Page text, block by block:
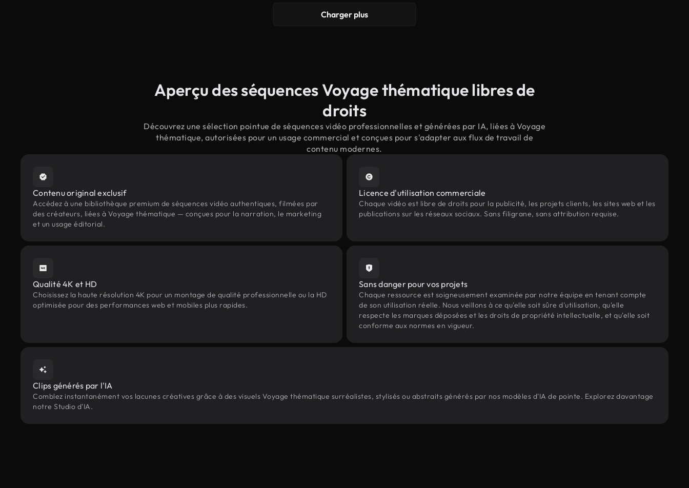
Charger plus
Aperçu des séquences Voyage thématique libres de
droits
Découvrez une sélection pointue de séquences vidéo professionnelles et générées par IA, liées à Voyage
thématique, autorisées pour un usage commercial et conçues pour s'adapter aux flux de travail de
contenu modernes.
Contenu original exclusif
Accédez à une bibliothèque premium de séquences vidéo authentiques, filmées par
des créateurs, liées à Voyage thématique — conçues pour la narration, le marketing
et un usage éditorial.
Licence d'utilisation commerciale
Chaque vidéo est libre de droits pour la publicité, les projets clients, les sites web et les
publications sur les réseaux sociaux. Sans filigrane, sans attribution requise.
Qualité 4K et HD
Choisissez la haute résolution 4K pour un montage de qualité professionnelle ou la HD
optimisée pour des performances web et mobiles plus rapides.
Sans danger pour vos projets
Chaque ressource est soigneusement examinée par notre équipe en tenant compte
de son utilisation réelle. Nous veillons à ce qu'elle soit sûre d'utilisation, qu'elle
respecte les marques déposées et les droits de propriété intellectuelle, et qu'elle soit
conforme aux normes en vigueur.
Clips générés par l'IA
Comblez instantanément vos lacunes créatives grâce à des visuels Voyage thématique surréalistes, stylisés ou abstraits générés par nos modèles d'IA de pointe. Explorez davantage
notre Studio d'IA.